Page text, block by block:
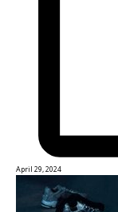
April 29, 2024